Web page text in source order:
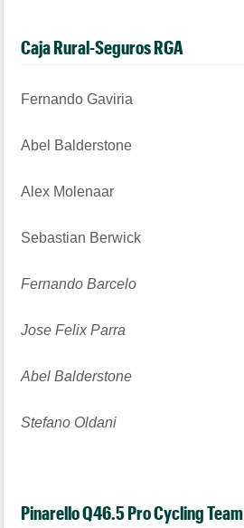
Caja Rural-Seguros RGA
Fernando Gaviria
Abel Balderstone
Alex Molenaar
Sebastian Berwick
Fernando Barcelo
Jose Felix Parra
Abel Balderstone
Stefano Oldani
Pinarello Q46.5 Pro Cycling Team